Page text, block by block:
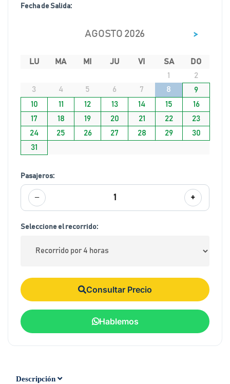
Fecha de Salida:
AGOSTO 2026 >
LU MA MI JU VI SA
DO
1
2
3
4 5 6 7 8
9
10
11 12 13 14 15
16
17
18 19 20 21 22
23
24
25 26 27 28 29
30
31
Pasajeros:
− 1 +
Seleccione el recorrido:
Consultar Precio
Hablemos
Descripción